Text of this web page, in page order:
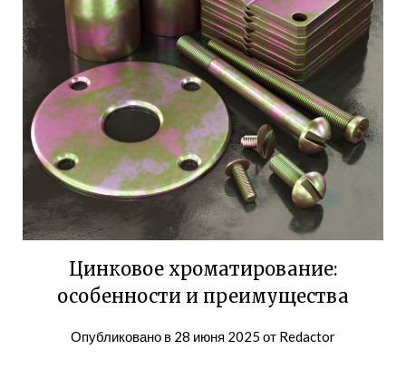
Цинковое хроматирование:
особенности и преимущества
Опубликовано в 28 июня 2025 от Redactor